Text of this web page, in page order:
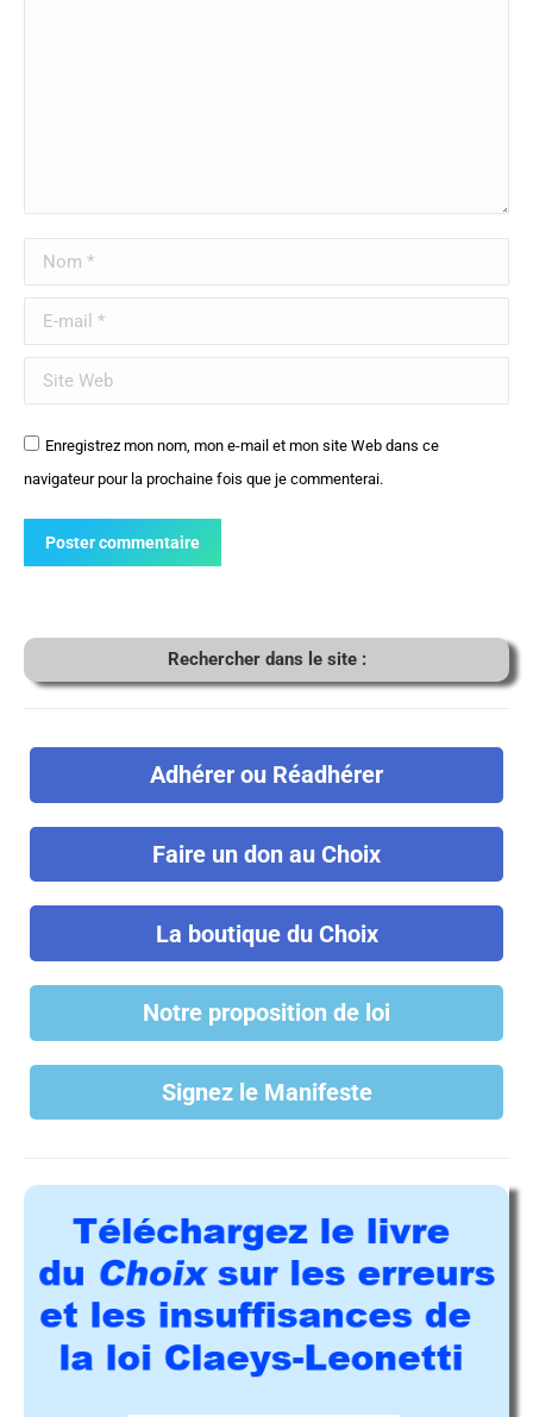
Nom *
E-mail *
Site Web
Enregistrez mon nom, mon e-mail et mon site Web dans ce
navigateur pour la prochaine fois que je commenterai.
Poster commentaire
Rechercher dans le site :
Adhérer ou Réadhérer
Faire un don au Choix
La boutique du Choix
Notre proposition de loi
Signez le Manifeste